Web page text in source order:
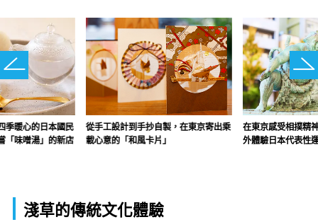
季暖心的日本國民
「味噌湯」的新店
從手工設計到手抄自製，在東京寄出乘
載心意的「和風卡片」
在東京感受相撲
外體驗日本代表性
淺草的傳統文化體驗